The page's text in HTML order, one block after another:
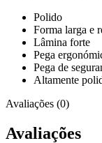
Polido
Forma larga e
Lâmina forte
Pega
Pega de
Altamente
Avaliações (0)
Avaliações